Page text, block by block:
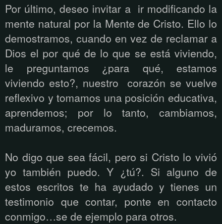
Por último, deseo invitar a ir modificando la
mente natural por la Mente de Cristo. Ello lo
demostramos, cuando en vez de reclamar a
Dios el por qué de lo que se está viviendo,
le preguntamos ¿para qué, estamos
viviendo esto?, nuestro corazón se vuelve
reflexivo y tomamos una posición educativa,
aprendemos; por lo tanto, cambiamos,
maduramos, crecemos.
No digo que sea fácil, pero si Cristo lo vivió
yo también puedo. Y ¿tú?. Si alguno de
estos escritos te ha ayudado y tienes un
testimonio que contar, ponte en contacto
conmigo…se de ejemplo para otros.